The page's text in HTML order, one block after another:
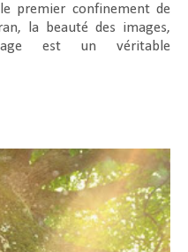
premier confinement de
la beauté des images,
est un véritable